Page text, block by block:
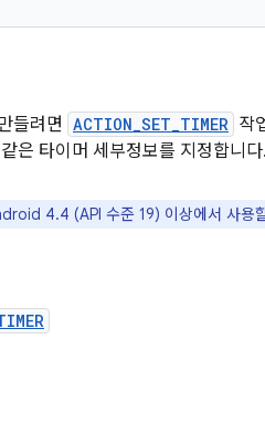
들려면 ACTION_SET_TIMER 작
은 타이머 세부정보를 지정합니다.
4.4 (API 수준 19) 이상에서 사용